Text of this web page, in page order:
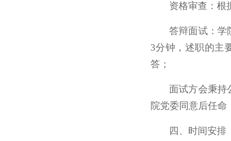
资格审查：根
答辩面试：学
3分钟，述职的主
答；
面试方会秉持
院党委同意后任命
四、时间安排